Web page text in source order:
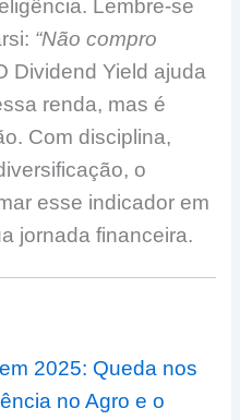
Lembre-se
“Não compro
Dividend Yield ajuda
renda, mas é
Com disciplina,
o
esse indicador em
jornada financeira.
2025: Queda nos
no Agro e o